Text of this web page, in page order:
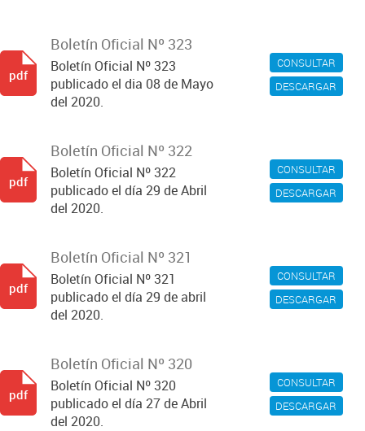
CONSULTAR
DESCARGAR
Boletín Oficial Nº 323
Boletín Oficial Nº 323
publicado el dia 08 de Mayo
del 2020.
pdf
CONSULTAR
DESCARGAR
Boletín Oficial Nº 322
Boletín Oficial Nº 322
publicado el día 29 de Abril
del 2020.
pdf
CONSULTAR
DESCARGAR
Boletín Oficial Nº 321
Boletín Oficial Nº 321
publicado el día 29 de abril
del 2020.
pdf
CONSULTAR
DESCARGAR
Boletín Oficial Nº 320
Boletín Oficial Nº 320
publicado el día 27 de Abril
del 2020.
pdf